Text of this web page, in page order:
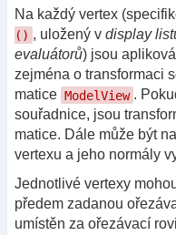
Na každý vertex
() , uložený v display
evaluátorů) jsou
zejména o transformaci
matice ModelView .
souřadnice, jsou
matice. Dále může být
vertexu a jeho normály
Jednotlivé vertexy
předem zadanou
umístěn za ořezávací